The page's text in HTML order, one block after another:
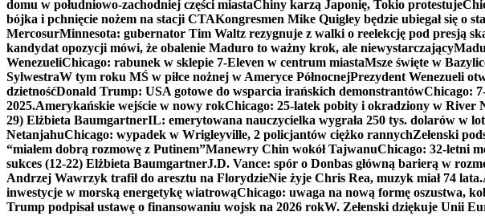
domu w południowo-zachodniej części miastaChiny karzą Japonię, Tokio protestuje
bójka i pchnięcie nożem na stacji CTAKongresmen Mike Quigley będzie ubiegał się o
MercosurMinnesota: gubernator Tim Waltz rezygnuje z walki o reelekcję pod presją
kandydat opozycji mówi, że obalenie Maduro to ważny krok, ale niewystarczający
WenezueliChicago: rabunek w sklepie 7-Eleven w centrum miastaMsze święte w
SylwestraW tym roku MŚ w piłce nożnej w Ameryce PółnocnejPrezydent Wenezueli
dzietnośćDonald Trump: USA gotowe do wsparcia irańskich demonstrantówChicago:
2025.Amerykańskie wejście w nowy rokChicago: 25-latek pobity i okradziony w River
29) Elżbieta BaumgartnerIL: emerytowana nauczycielka wygrała 250 tys. dolarów w
NetanjahuChicago: wypadek w Wrigleyville, 2 policjantów ciężko rannychZełenski
“miałem dobrą rozmowę z Putinem”Manewry Chin wokół TajwanuChicago: 32-letni
sukces (12-22) Elżbieta BaumgartnerJ.D. Vance: spór o Donbas główną barierą w
Andrzej Wawrzyk trafił do aresztu na FlorydzieNie żyje Chris Rea, muzyk miał 74 lata.
inwestycje w morską energetykę wiatrowąChicago: uwaga na nową formę oszustwa,
Trump podpisał ustawę o finansowaniu wojsk na 2026 rokW. Zełenski dziękuje Unii